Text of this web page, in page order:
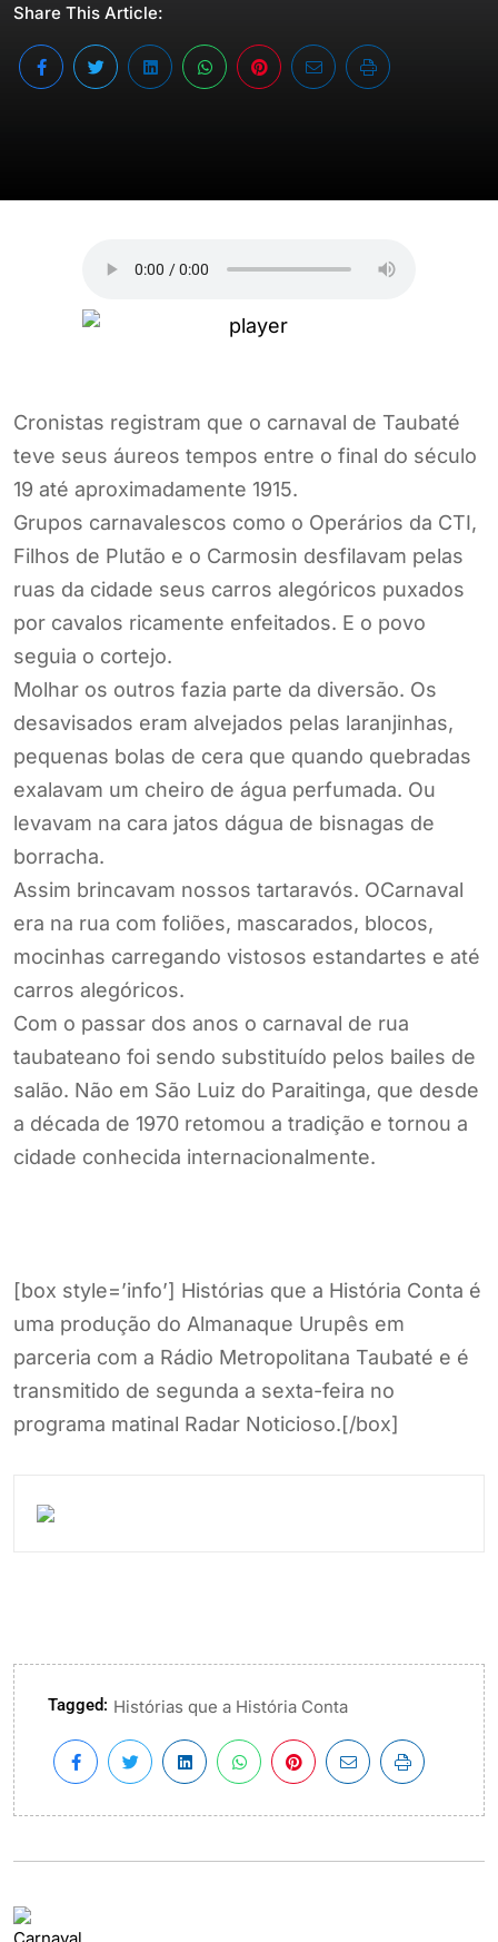
Share This Article:
Cronistas registram que o carnaval de Taubaté
teve seus áureos tempos entre o final do século
19 até aproximadamente 1915.
Grupos carnavalescos como o Operários da CTI,
Filhos de Plutão e o Carmosin desfilavam pelas
ruas da cidade seus carros alegóricos puxados
por cavalos ricamente enfeitados. E o povo
seguia o cortejo.
Molhar os outros fazia parte da diversão. Os
desavisados eram alvejados pelas laranjinhas,
pequenas bolas de cera que quando quebradas
exalavam um cheiro de água perfumada. Ou
levavam na cara jatos dágua de bisnagas de
borracha.
Assim brincavam nossos tartaravós. OCarnaval
era na rua com foliões, mascarados, blocos,
mocinhas carregando vistosos estandartes e até
carros alegóricos.
Com o passar dos anos o carnaval de rua
taubateano foi sendo substituído pelos bailes de
salão. Não em São Luiz do Paraitinga, que desde
a década de 1970 retomou a tradição e tornou a
cidade conhecida internacionalmente.
[box style=’info’] Histórias que a História Conta é
uma produção do Almanaque Urupês em
parceria com a Rádio Metropolitana Taubaté e é
transmitido de segunda a sexta-feira no
programa matinal Radar Noticioso.[/box]
Tagged: Histórias que a História Conta